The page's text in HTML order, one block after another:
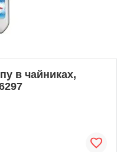
в чайниках,